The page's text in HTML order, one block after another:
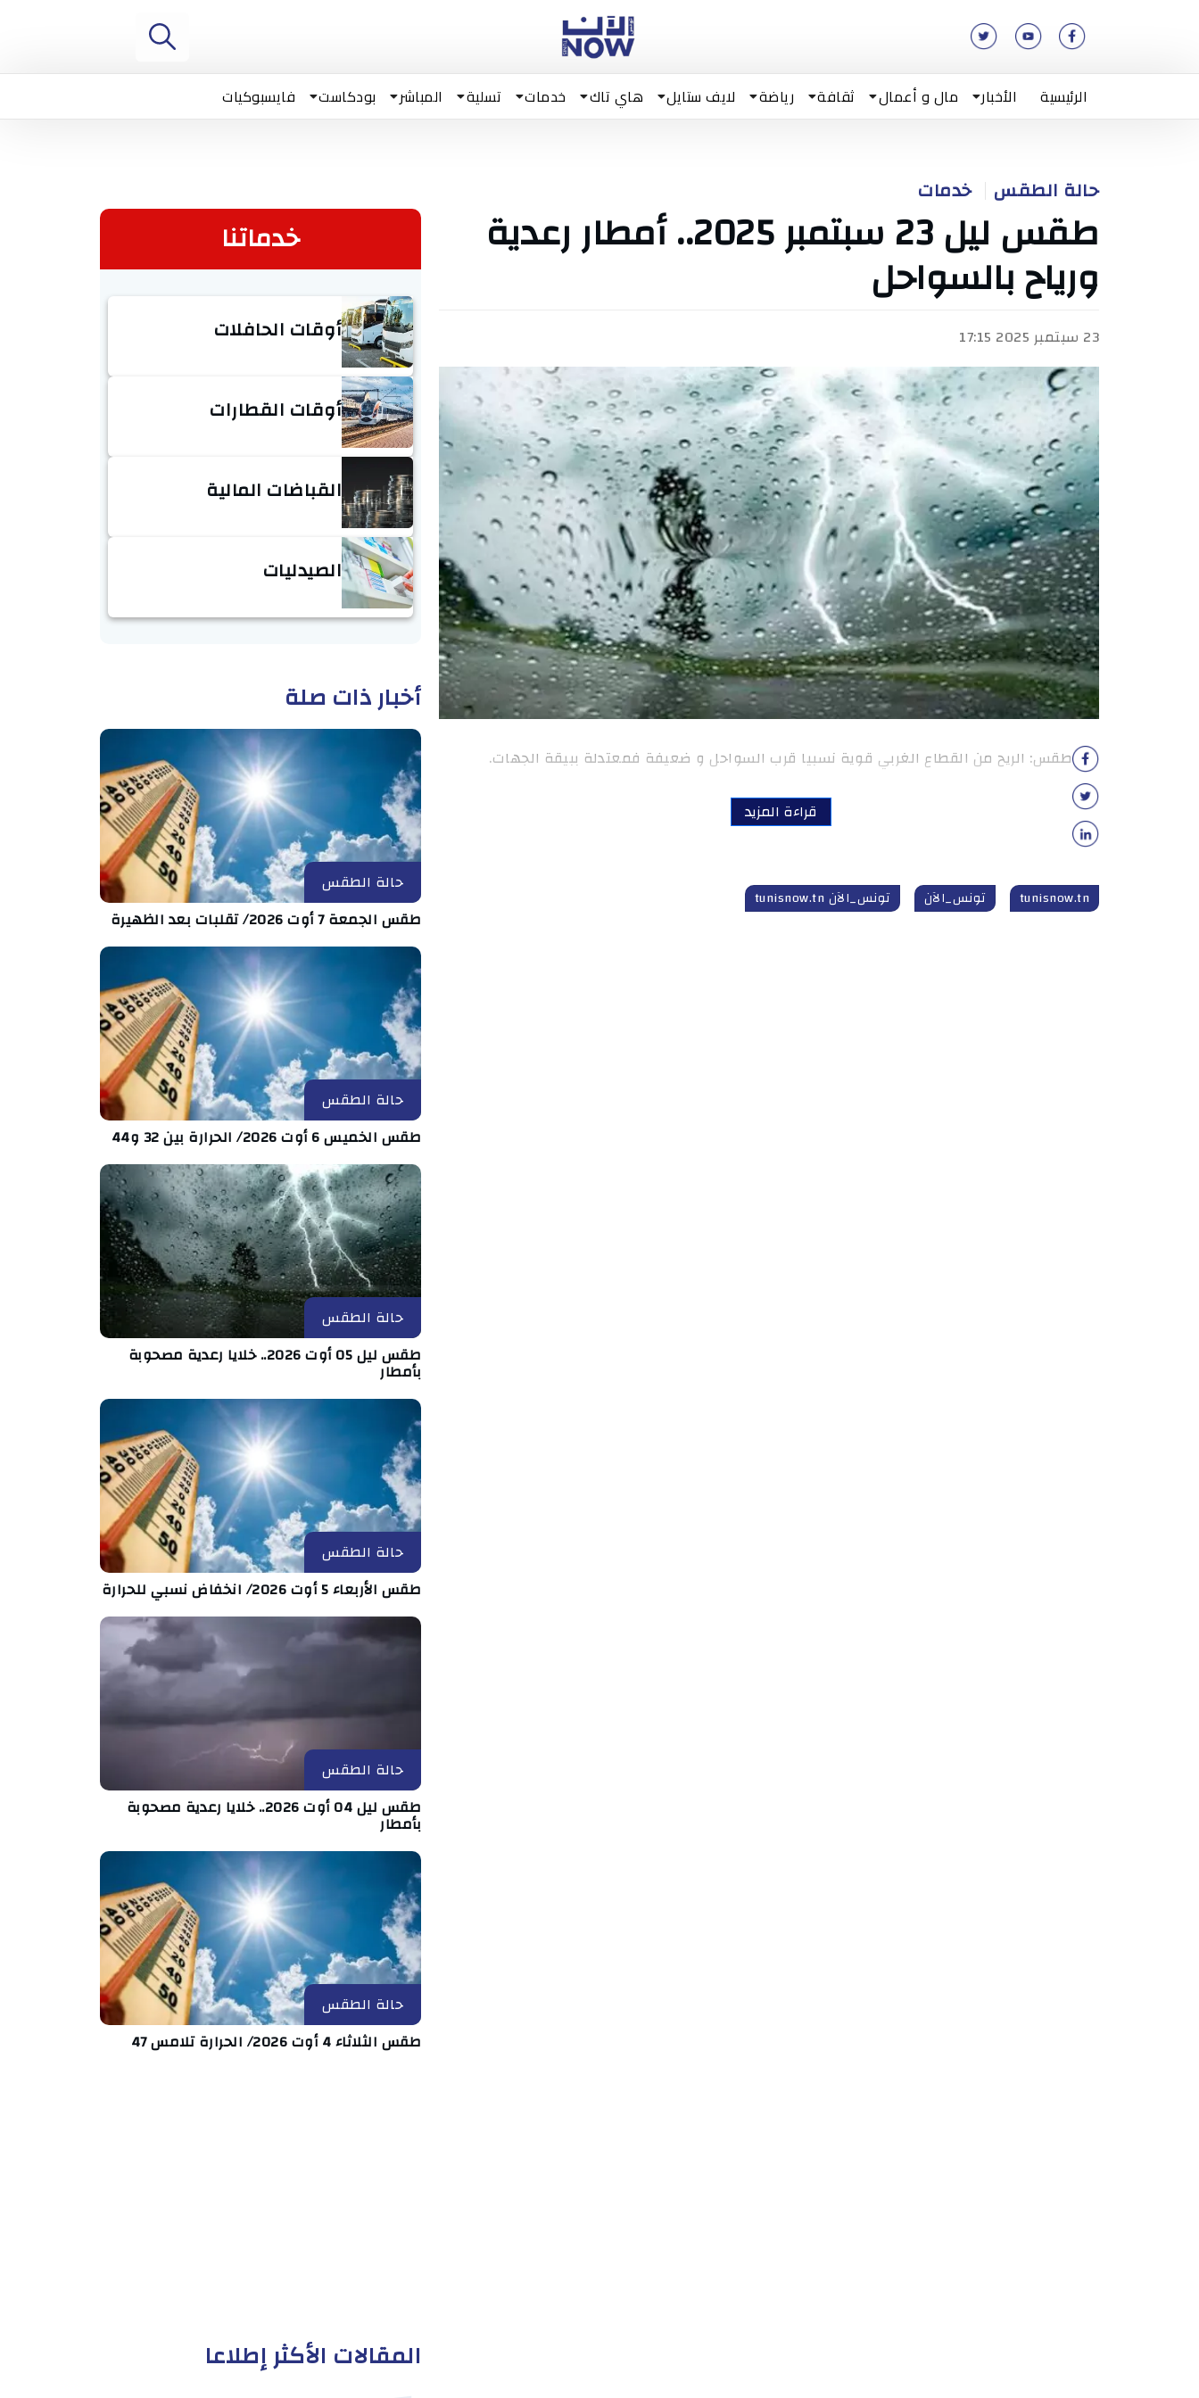
الرئيسية الأخبار مال و أعمال ثقافة رياضة لايف ستايل هاي تاك خدمات تسلية المباشر بودكاست فايسبوكيات
حالة الطقس خدمات
طقس ليل 23 سبتمبر 2025.. أمطار رعدية
ورياح بالسواحل
23 سبتمبر 2025 17:15
طقس: الريح من القطاع الغربي قوية نسبيا قرب السواحل و ضعيفة فمعتدلة ببيقة الجهات.
قراءة المزيد
tunisnow.tn تونس_الآن تونس_الآن tunisnow.tn
خدماتنا
أوقات الحافلات
أوقات القطارات
القباضات المالية
الصيدليات
أخبار ذات صلة
حالة الطقس
طقس الجمعة 7 أوت 2026/ تقلبات بعد الظهيرة
حالة الطقس
طقس الخميس 6 أوت 2026/ الحرارة بين 32 و44
حالة الطقس
طقس ليل 05 أوت 2026.. خلايا رعدية مصحوبة
بأمطار
حالة الطقس
طقس الأربعاء 5 أوت 2026/ انخفاض نسبي للحرارة
حالة الطقس
طقس ليل 04 أوت 2026.. خلايا رعدية مصحوبة
بأمطار
حالة الطقس
طقس الثلاثاء 4 أوت 2026/ الحرارة تلامس 47
المقالات الأكثر إطلاعا